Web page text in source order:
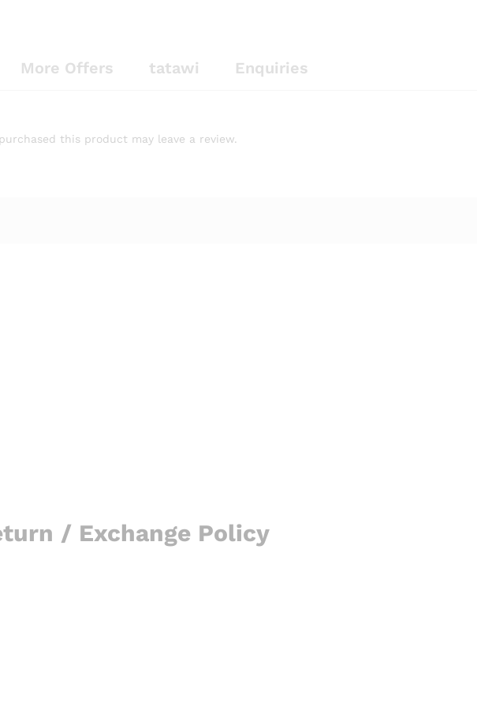
More Offers tatawi Enquiries
this product may leave a review.
/ Exchange Policy